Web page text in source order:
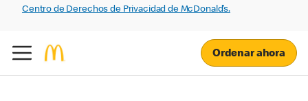
Centro de Derechos de Privacidad de McDonald’s.
Ordenar ahora